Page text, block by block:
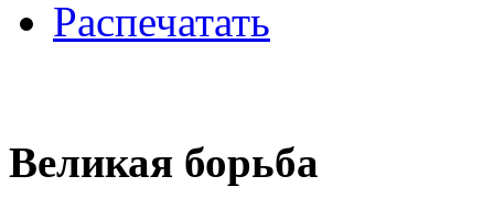
Распечатать
Великая борьба